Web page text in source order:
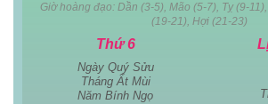
Giờ hoàng đạo: Dần (3-5), Mão (5-7), Tỵ (9-
(19-21), Hợi (21-23)
Thứ 6
Ngày Quý Sửu
Tháng Ất Mùi
Năm Bính Ngọ